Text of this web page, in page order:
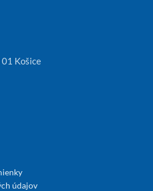
Košice
údajov